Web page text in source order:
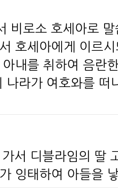
비로소 호세아로 말
호세아에게 이르
내를 취하여 음란
나라가 여호와를 떠
서 디블라임의 딸
잉태하여 아들을